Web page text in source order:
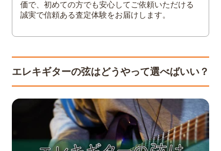
5 まとめ
価で、初めての方でも安心してご依頼いただける
誠実で信頼ある査定体験をお届けします。
エレキギターの弦はどうやって選べばいい？